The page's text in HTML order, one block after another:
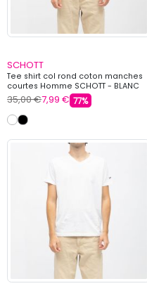
SCHOTT
Tee shirt col rond coton manches
courtes Homme SCHOTT - BLANC
35,00 €7,99 € 77%